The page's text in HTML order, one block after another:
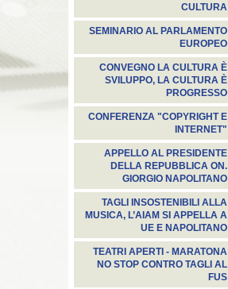
CULTURA
SEMINARIO AL PARLAMENTO
EUROPEO
CONVEGNO LA CULTURA È
SVILUPPO, LA CULTURA È
PROGRESSO
CONFERENZA "COPYRIGHT E
INTERNET"
APPELLO AL PRESIDENTE
DELLA REPUBBLICA ON.
GIORGIO NAPOLITANO
TAGLI INSOSTENIBILI ALLA
MUSICA, L’AIAM SI APPELLA A
UE E NAPOLITANO
TEATRI APERTI - MARATONA
NO STOP CONTRO TAGLI AL
FUS